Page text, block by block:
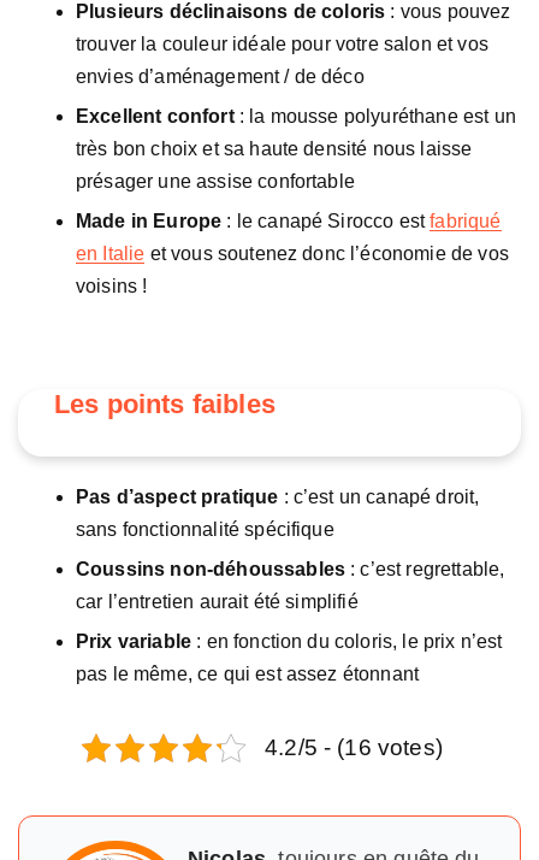
Plusieurs déclinaisons de coloris : vous pouvez
trouver la couleur idéale pour votre salon et vos
envies d’aménagement / de déco
Excellent confort: la mousse polyuréthane est un
très bon choix et sa haute densité nous laisse
présager une assise confortable
Made in Europe : le canapé Sirocco estfabriqué
en Italie et vous soutenez donc l’économie de vos
voisins !
Les points faibles
Pas d’aspect pratique : c’est un canapé droit,
sans fonctionnalité spécifique
Coussins non-déhoussables : c’est regrettable,
car l’entretien aurait été simplifié
Prix variable : en fonction du coloris, le prix n’est
pas le même, ce qui est assez étonnant
4.2/5 - (16 votes)